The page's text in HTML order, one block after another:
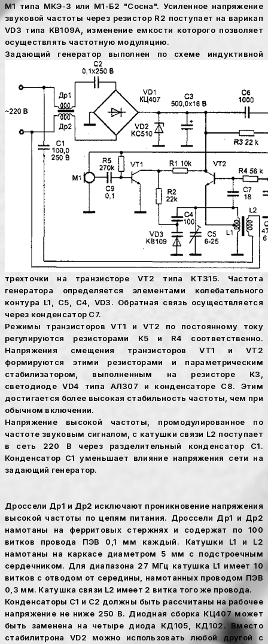
М1 типа МКЭ-3 или М1-Б2 "Сосна". Усиленное напряжение
звуковой частоты через резистор R2 поступает на варикап
VD3 типа KB109A, изменение емкости которого позволяет
осуществлять частотную модуляцию.
Задающий генератор выполнен по схеме индуктивной
трехточки на транзисторе VT2 типа КТ315. Частота
генератора определяется элементами колебательного
контура L1, С5, С4, VD3. Обратная связь осуществляется
через конденсатор С7.
Режимы транзисторов VT1 и VT2 по постоянному току
регулируются резисторами К5 и R4 соответственно.
Напряжения смещения транзисторов VT1 и VT2
формируются этими резисторами и параметрическим
стабилизатором, выполненным на резисторе КЗ,
светодиоде VD4 типа АЛ307 и конденсаторе С8. Этим
достигается более высокая стабильность частоты, чем при
обычном включении.
Напряжение высокой частоты, промодулированное по
частоте звуковым сигналом, с катушки связи L2 поступает
в сеть 220 В через разделительный конденсатор С1.
Конденсатор С1 уменьшает влияние напряжения сети на
задающий генератор.
Дроссели Др1 и Др2 исключают проникновение напряжения
высокой частоты по цепям питания. Дроссели Др1 и Др2
намотаны на ферритовых стержнях и содержат по 100
витков провода ПЭВ 0,1 мм каждый. Катушки L1 и L2
намотаны на каркасе диаметром 5 мм с подстроечным
сердечником. Для диапазона 27 МГц катушка L1 имеет 10
витков с отводом от середины, намотанных проводом ПЭВ
0,3 мм. Катушка связи L2 имеет 2 витка того же провода.
Конденсаторы С1 и С2 должны быть рассчитаны на рабочее
напряжение не ниже 250 В. Диодная сборка КЦ407 может
быть заменена на четыре диода КД105, КД102. Вместо
стабилитрона VD2 можно использовать любой другой с